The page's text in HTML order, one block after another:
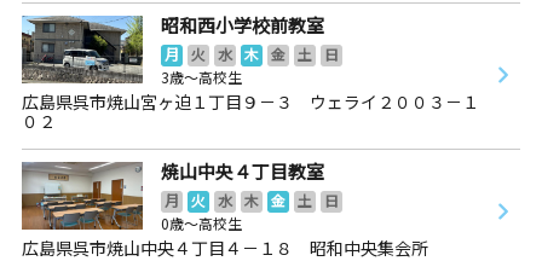
昭和西小学校前教室
月 火 水 木 金 土
日
3歳～高校生
広島県呉市焼山宮ヶ迫１丁目９－３ ウェライ２００３－１
０２
焼山中央４丁目教室
月 火 水 木 金 土
日
0歳～高校生
広島県呉市焼山中央４丁目４－１８ 昭和中央集会所